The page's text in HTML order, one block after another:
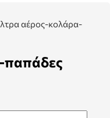
αέρος-κολάρα-
παπάδες